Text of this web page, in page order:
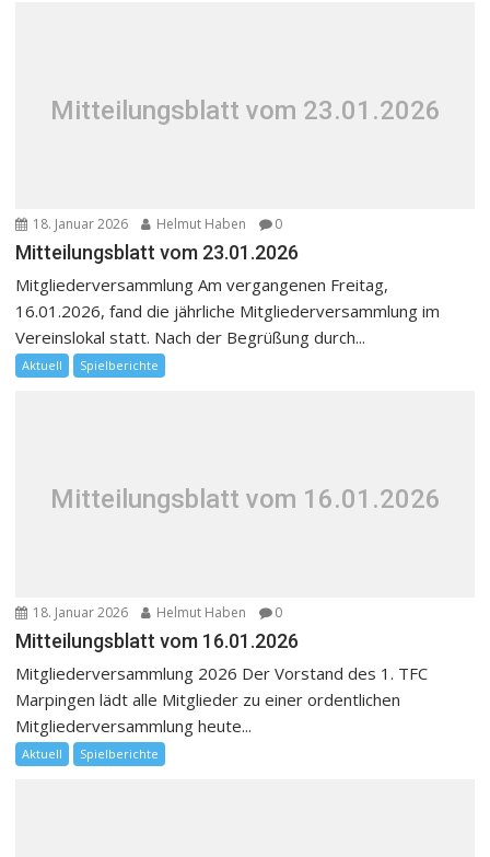
Mitteilungsblatt vom 23.01.2026
18. Januar 2026 Helmut Haben 0
Mitteilungsblatt vom 23.01.2026
Mitgliederversammlung Am vergangenen Freitag,
16.01.2026, fand die jährliche Mitgliederversammlung im
Vereinslokal statt. Nach der Begrüßung durch...
Aktuell Spielberichte
Mitteilungsblatt vom 16.01.2026
18. Januar 2026 Helmut Haben 0
Mitteilungsblatt vom 16.01.2026
Mitgliederversammlung 2026 Der Vorstand des 1. TFC
Marpingen lädt alle Mitglieder zu einer ordentlichen
Mitgliederversammlung heute...
Aktuell Spielberichte